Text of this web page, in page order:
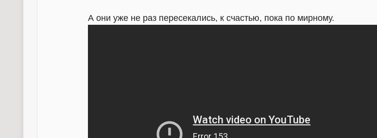
А они уже не раз пересекались, к счастью, пока по мирному.